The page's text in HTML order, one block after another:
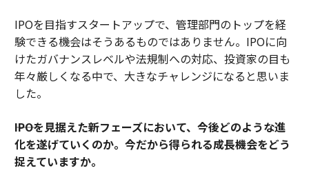
IPOを目指すスタートアップで、管理部門のトップを経
験できる機会はそうあるものではありません。IPOに向
けたガバナンスレベルや法規制への対応、投資家の目も
年々厳しくなる中で、大きなチャレンジになると思いま
した。
――IPOを見据えた新フェーズにおいて、今後どのような進
化を遂げていくのか。今だから得られる成長機会をどう
捉えていますか。